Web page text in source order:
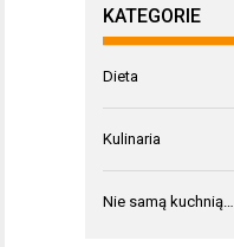
KATEGORIE
Dieta
Kulinaria
Nie samą kuchnią…